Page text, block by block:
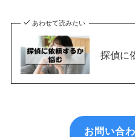
あわせて読みたい
探偵に
お問い合